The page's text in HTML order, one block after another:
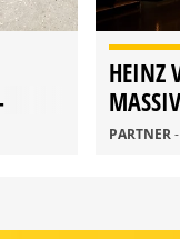
HEINZ
PARTNER